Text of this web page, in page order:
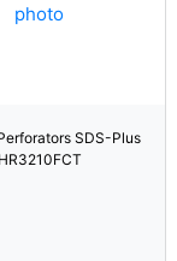
SDS-Plus
HR3210FCT